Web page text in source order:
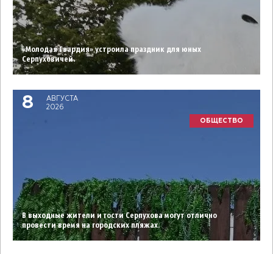
«Молодая Гвардия» устроила праздник для юных
Серпуховичей.
8
АВГУСТА
2026
ОБЩЕСТВО
В выходные жители и гости Серпухова могут отлично
провести время на городских пляжах.